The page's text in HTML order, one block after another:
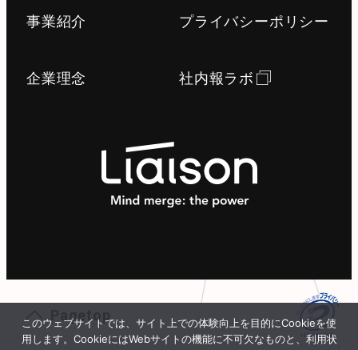
事業紹介
企業理念
プライバシーポリシー
社内報ラボ
Pagetop
このウェブサイトでは、サイト上での体験向上を目的にCookieを使
用します。CookieにはWebサイトの機能に不可欠なものと、利用状